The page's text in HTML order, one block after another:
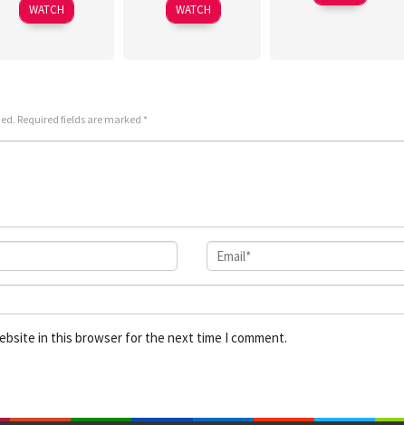
WATCH WATCH
Required fields are marked *
in this browser for the next time I comment.